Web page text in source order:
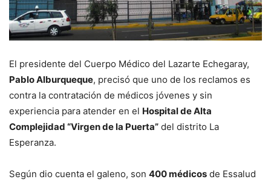
El presidente del Cuerpo Médico del Lazarte Echegaray,
Pablo Alburqueque, precisó que uno de los reclamos es
contra la contratación de médicos jóvenes y sin
experiencia para atender en el Hospital de Alta
Complejidad “Virgen de la Puerta” del distrito La
Esperanza.
Según dio cuenta el galeno, son 400 médicos de Essalud